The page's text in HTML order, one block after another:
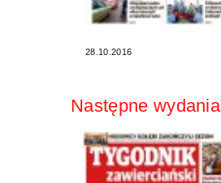
28.10.2016
Następne wydania